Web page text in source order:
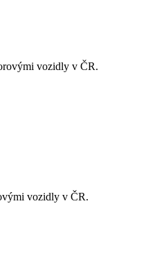
vozidly v ČR.
vozidly v ČR.